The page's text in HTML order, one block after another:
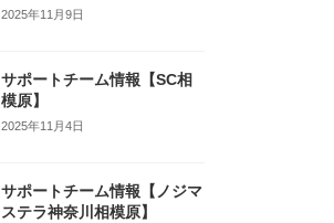
2025年11月9日
サポートチーム情報【SC相
模原】
2025年11月4日
サポートチーム情報【ノジマ
ステラ神奈川相模原】